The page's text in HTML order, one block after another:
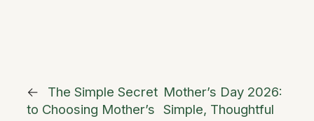
←
The Simple Secret
to Choosing Mother’s
Mother’s Day 2026:
Simple, Thoughtful